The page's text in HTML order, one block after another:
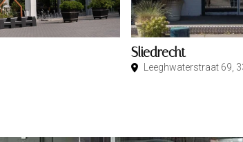
Sliedrecht
Leeghwaterstraat 69,